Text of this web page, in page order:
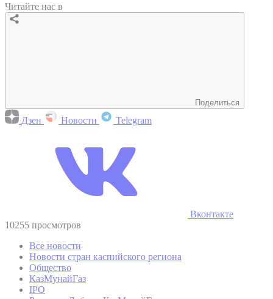
Читайте нас в
Поделиться
Дзен Новости Telegram
Вконтакте
10255 просмотров
Все новости
Новости стран каспийского региона
Общество
КазМунайГаз
IPO